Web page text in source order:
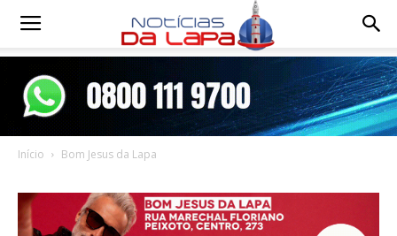
Notícias
Início Bom Jesus da Lapa